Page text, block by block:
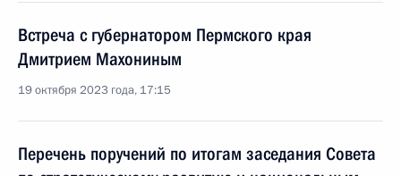
Встреча с губернатором Пермского края
Дмитрием Махониным
19 октября 2023 года, 17:15
Перечень поручений по итогам заседания Совета